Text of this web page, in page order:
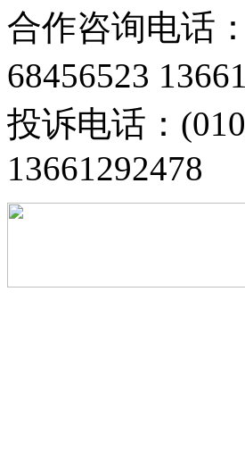
合作咨询电话
68456523
投诉电话：
13661292478